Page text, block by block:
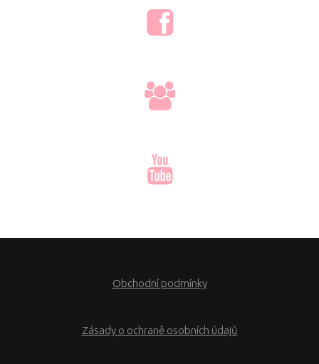
Obchodní podmínky
Zásady o ochraně osobních údajů